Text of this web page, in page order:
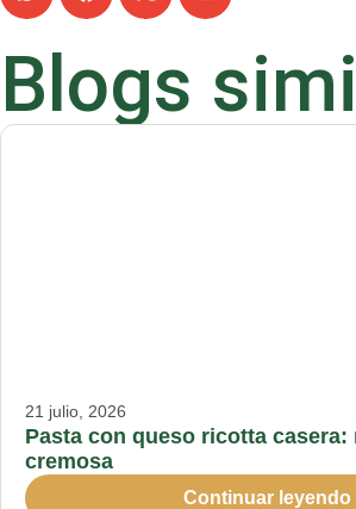
Blogs
21 julio, 2026
Pasta con queso ricotta casera:
cremosa
Continuar leyendo